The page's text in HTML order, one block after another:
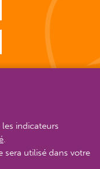
indicateurs
.
sera utilisé dans votre